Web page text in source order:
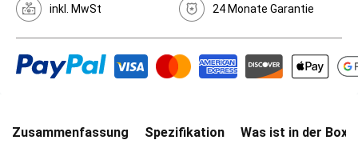
inkl. MwSt 24 Monate Garantie
Zusammenfassung Spezifikation Was ist in der Box